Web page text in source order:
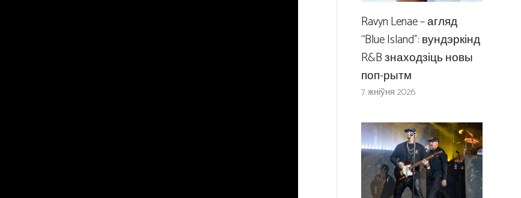
Ravyn Lenae – агляд
“Blue Island”: вундэркінд
R&B знаходзіць новы
поп-рытм
7 жніўня 2026